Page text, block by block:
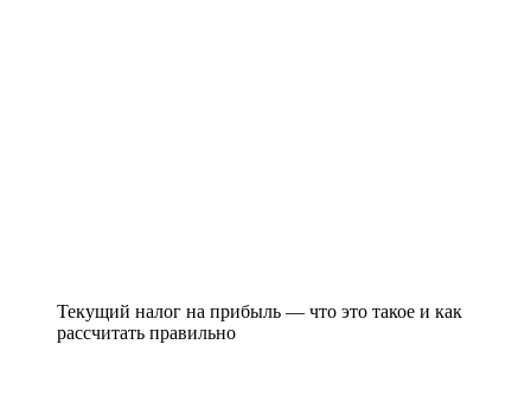
Текущий налог на прибыль — что это такое и как
рассчитать правильно